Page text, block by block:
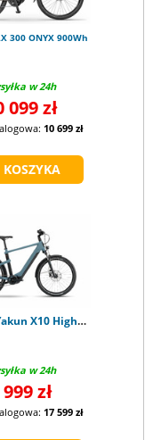
300 ONYX 900Wh
w 24h
099 zł
10 699 zł
Winora Yakun X10 High shark M
w 24h
zł
17 599 zł